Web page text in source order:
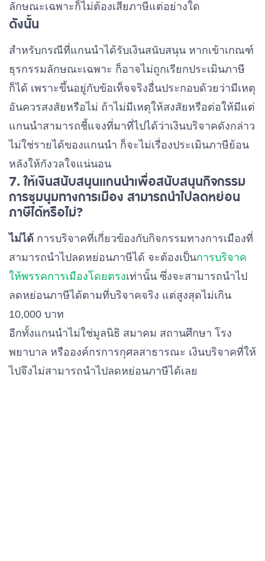
ลักษณะเฉพาะก็ไม่ต้องเสียภาษีแต่อย่างใด
ดังนั้น
สำหรับกรณีที่แกนนำได้รับเงินสนับสนุน หากเข้าเกณฑ์
ธุรกรรมลักษณะเฉพาะ ก็อาจไม่ถูกเรียกประเมินภาษี
ก็ได้ เพราะขึ้นอยู่กับข้อเท็จจริงอื่นประกอบด้วยว่ามีเหตุ
อันควรสงสัยหรือไม่ ถ้าไม่มีเหตุให้สงสัยหรือต่อให้มีแต่
แกนนำสามารถชี้แจงที่มาที่ไปได้ว่าเงินบริจาคดังกล่าว
ไม่ใช่รายได้ของแกนนำ ก็จะไม่เรื่องประเมินภาษีย้อน
หลังให้กังวลใจแน่นอน
7. ให้เงินสนับสนุนแกนนำเพื่อสนับสนุนกิจกรรม
การชุมนุมทางการเมือง สามารถนำไปลดหย่อน
ภาษีได้หรือไม่?
ไม่ได้ การบริจาคที่เกี่ยวข้องกับกิจกรรมทางการเมืองที่
สามารถนำไปลดหย่อนภาษีได้ จะต้องเป็นการบริจาค
ให้พรรคการเมืองโดยตรงเท่านั้น ซึ่งจะสามารถนำไป
ลดหย่อนภาษีได้ตามที่บริจาคจริง แต่สูงสุดไม่เกิน
10,000 บาท
อีกทั้งแกนนำไม่ใช่มูลนิธิ สมาคม สถานศึกษา โรง
พยาบาล หรือองค์กรการกุศลสาธารณะ เงินบริจาคที่ให้
ไปจึงไม่สามารถนำไปลดหย่อนภาษีได้เลย